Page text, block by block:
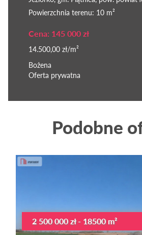
Powierzchnia terenu: 10 m²
Cena: 145 000 zł
14.500,00 zł/m²
Bożena
Oferta prywatna
Podobne
2 500 000 zł - 18500 m²